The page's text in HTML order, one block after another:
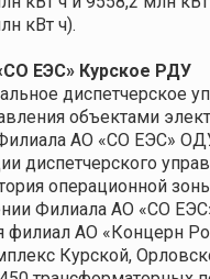
кВт ч).
ЕЭС» Курское РДУ
диспетчерское
объектами
АО «СО ЕЭС»
диспетчерского
операционной
Филиала АО «СО
филиал АО «Концерн
Курской,